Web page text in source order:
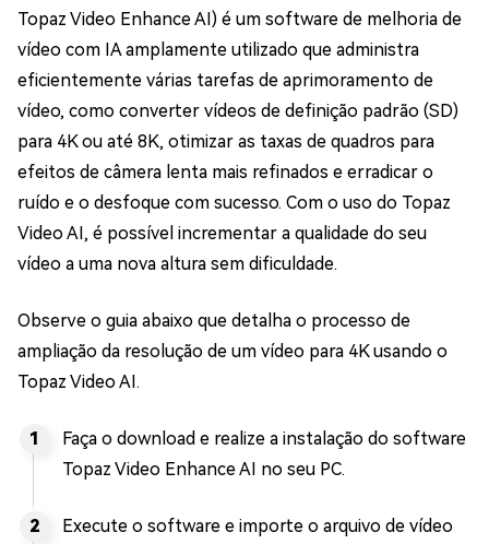
Topaz Video Enhance AI) é um software de melhoria de
vídeo com IA amplamente utilizado que administra
eficientemente várias tarefas de aprimoramento de
vídeo, como converter vídeos de definição padrão (SD)
para 4K ou até 8K, otimizar as taxas de quadros para
efeitos de câmera lenta mais refinados e erradicar o
ruído e o desfoque com sucesso. Com o uso do Topaz
Video AI, é possível incrementar a qualidade do seu
vídeo a uma nova altura sem dificuldade.
Observe o guia abaixo que detalha o processo de
ampliação da resolução de um vídeo para 4K usando o
Topaz Video AI.
Faça o download e realize a instalação do software
Topaz Video Enhance AI no seu PC.
Execute o software e importe o arquivo de vídeo